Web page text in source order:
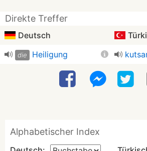
Direkte Treffer
Deutsch
die Heiligung
Alphabetischer Index